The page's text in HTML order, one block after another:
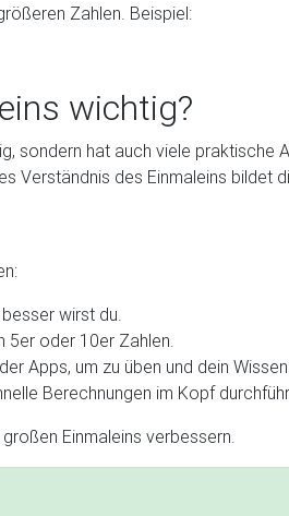
Zahlen. Beispiel:
wichtig?
sondern hat auch viele praktische
Verständnis des Einmaleins
wirst du.
5er oder 10er Zahlen.
Apps, um zu üben und dein
Berechnungen im Kopf
Einmaleins verbessern.